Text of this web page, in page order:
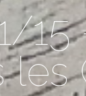
15
les